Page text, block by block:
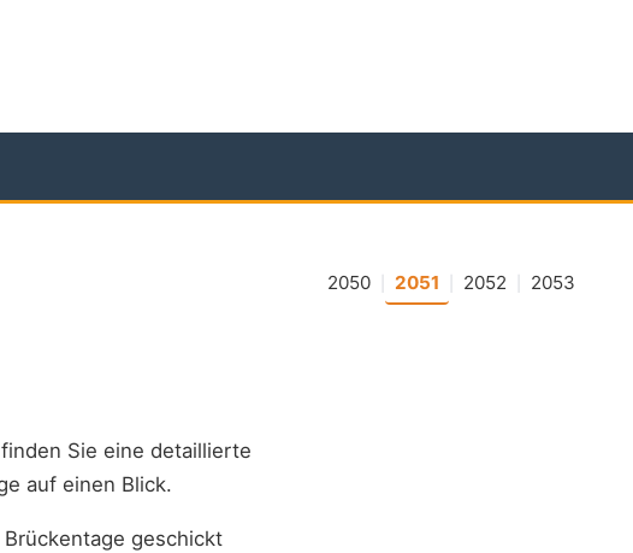
2050 2051 2052 2053
Sie eine detaillierte
auf einen Blick.
geschickt